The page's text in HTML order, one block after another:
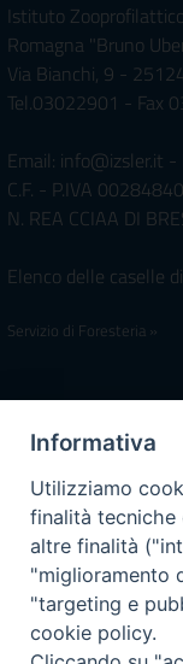
Istituto
Romagna "Bruno
Via Bianchi, 9 -
Tel.03022901 - Fax
Email: info@izsler.it
C.F. - P.IVA
N. REA CCIAA DI
Elenco delle caselle
Servizio di Foresteria »
Iscrivimi
Accessibilità
Note Legali|Privacy
Prossime
Il servizio di Pronta
Informativa
Utilizziamo
finalità tecniche
altre finalità
"miglioramento
"targeting e
cookie policy.